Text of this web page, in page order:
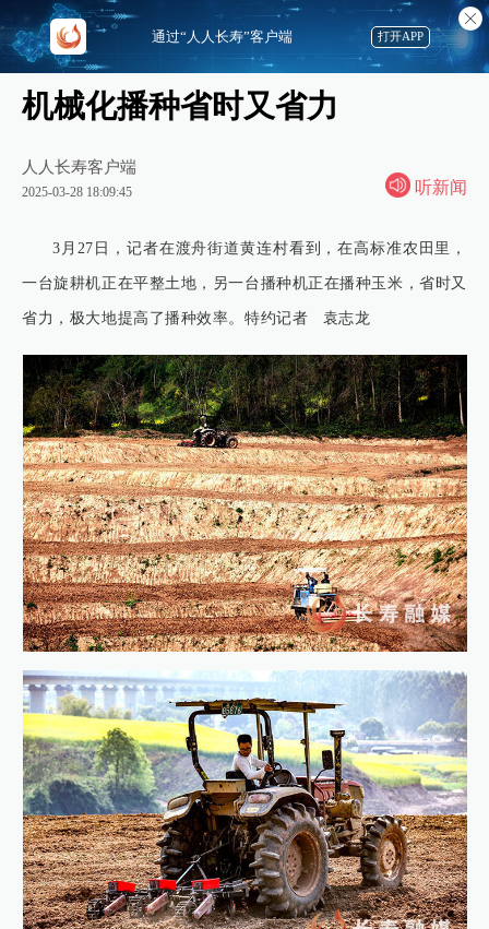
机械化播种省时又省力
人人长寿客户端
2025-03-28 18:09:45 听新闻
3月27日，记者在渡舟街道黄连村看到，在高标准农田里，
一台旋耕机正在平整土地，另一台播种机正在播种玉米，省时又
省力，极大地提高了播种效率。特约记者 袁志龙
通过“人人长寿”客户端 打开APP